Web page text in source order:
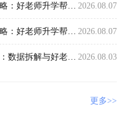
2026.08.07
2026.08.07
2026.08.03
更多>>